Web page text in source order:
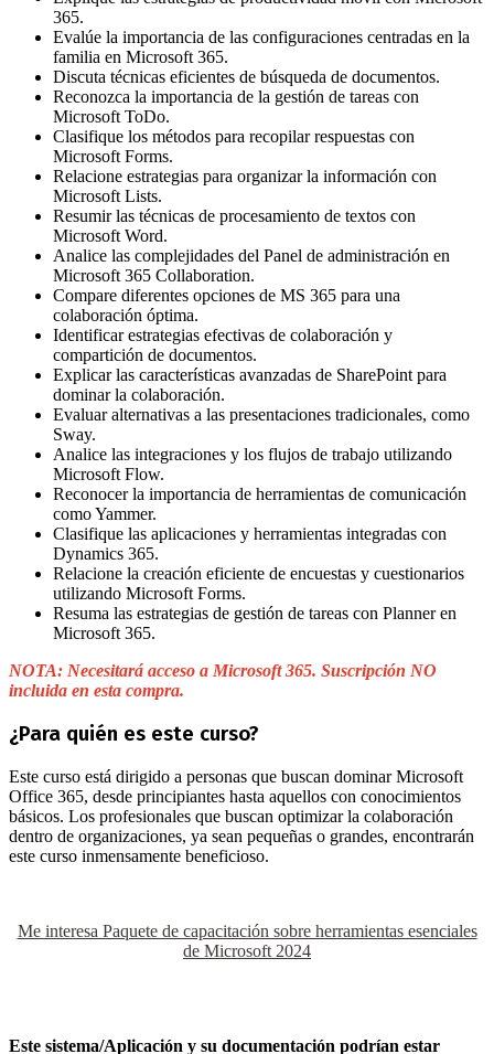
365.
Evalúe la importancia de las configuraciones centradas en la
familia en Microsoft 365.
Discuta técnicas eficientes de búsqueda de documentos.
Reconozca la importancia de la gestión de tareas con
Microsoft ToDo.
Clasifique los métodos para recopilar respuestas con
Microsoft Forms.
Relacione estrategias para organizar la información con
Microsoft Lists.
Resumir las técnicas de procesamiento de textos con
Microsoft Word.
Analice las complejidades del Panel de administración en
Microsoft 365 Collaboration.
Compare diferentes opciones de MS 365 para una
colaboración óptima.
Identificar estrategias efectivas de colaboración y
compartición de documentos.
Explicar las características avanzadas de SharePoint para
dominar la colaboración.
Evaluar alternativas a las presentaciones tradicionales, como
Sway.
Analice las integraciones y los flujos de trabajo utilizando
Microsoft Flow.
Reconocer la importancia de herramientas de comunicación
como Yammer.
Clasifique las aplicaciones y herramientas integradas con
Dynamics 365.
Relacione la creación eficiente de encuestas y cuestionarios
utilizando Microsoft Forms.
Resuma las estrategias de gestión de tareas con Planner en
Microsoft 365.
NOTA: Necesitará acceso a Microsoft 365. Suscripción NO
incluida en esta compra.
¿Para quién es este curso?
Este curso está dirigido a personas que buscan dominar Microsoft
Office 365, desde principiantes hasta aquellos con conocimientos
básicos. Los profesionales que buscan optimizar la colaboración
dentro de organizaciones, ya sean pequeñas o grandes, encontrarán
este curso inmensamente beneficioso.
Me interesa Paquete de capacitación sobre herramientas esenciales
de Microsoft 2024
Este sistema/Aplicación y su documentación podrían estar